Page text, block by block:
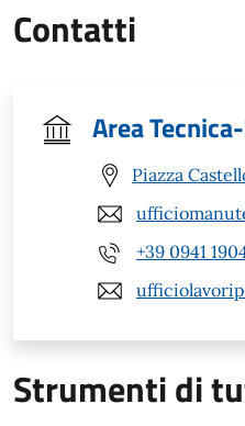
Contatti
Area
Piazza
+39 0941
Strumenti di